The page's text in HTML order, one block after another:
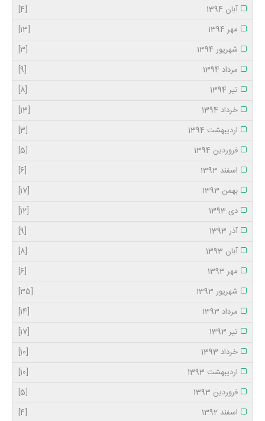
آبان 1394
[4]
مهر 1394
[13]
شهریور 1394
[3]
مرداد 1394
[9]
تیر 1394
[8]
خرداد 1394
[13]
اردیبهشت 1394
[3]
فروردین 1394
[5]
اسفند 1393
[6]
بهمن 1393
[17]
دی 1393
[12]
آذر 1393
[9]
آبان 1393
[8]
مهر 1393
[6]
شهریور 1393
[35]
مرداد 1393
[14]
تیر 1393
[17]
خرداد 1393
[10]
اردیبهشت 1393
[10]
فروردین 1393
[5]
اسفند 1392
[4]